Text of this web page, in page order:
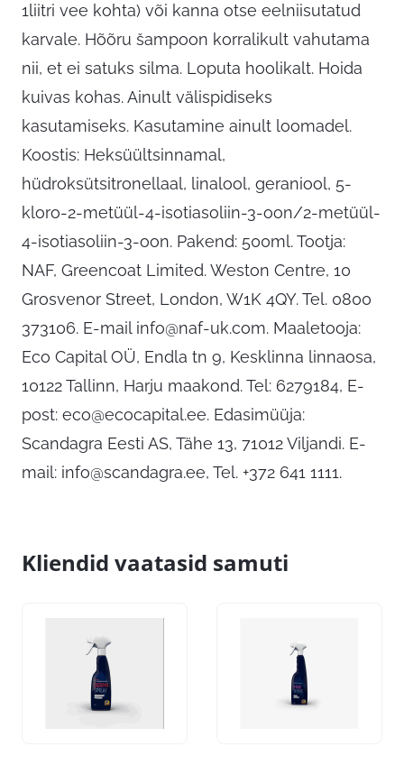
1liitri vee kohta) või kanna otse eelniisutatud
karvale. Hõõru šampoon korralikult vahutama
nii, et ei satuks silma. Loputa hoolikalt. Hoida
kuivas kohas. Ainult välispidiseks
kasutamiseks. Kasutamine ainult loomadel.
Koostis: Heksüültsinnamal,
hüdroksütsitronellaal, linalool, geraniool, 5-
kloro-2-metüül-4-isotiasoliin-3-oon/2-metüül-
4-isotiasoliin-3-oon. Pakend: 500ml. Tootja:
NAF, Greencoat Limited. Weston Centre, 10
Grosvenor Street, London, W1K 4QY. Tel. 0800
373106. E-mail info@naf-uk.com. Maaletooja:
Eco Capital OÜ, Endla tn 9, Kesklinna linnaosa,
10122 Tallinn, Harju maakond. Tel: 6279184, E-
post: eco@ecocapital.ee. Edasimüüja:
Scandagra Eesti AS, Tähe 13, 71012 Viljandi. E-
mail: info@scandagra.ee, Tel. +372 641 1111.
Kliendid vaatasid samuti